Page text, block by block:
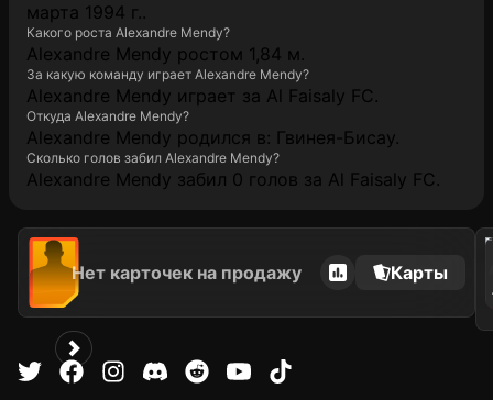
марта 1994 г..
Какого роста Alexandre Mendy?
Alexandre Mendy ростом 1,84 м.
За какую команду играет Alexandre Mendy?
Alexandre Mendy играет за Al Faisaly FC.
Откуда Alexandre Mendy?
Alexandre Mendy родился в: Гвинея-Бисау.
Сколько голов забил Alexandre Mendy?
Alexandre Mendy забил 0 голов за Al Faisaly FC.
Нет карточек на продажу Карты
2022